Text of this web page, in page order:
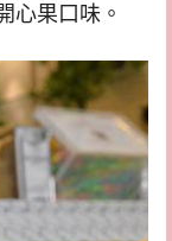
心果口味。